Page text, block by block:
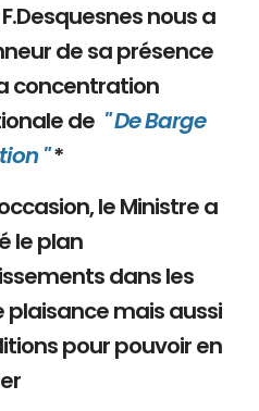
nous a
de sa présence
concentration
de " De Barge
"*
le Ministre a
le plan
dans les
plaisance mais aussi
pour pouvoir en